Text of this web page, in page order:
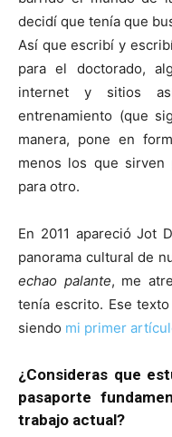
decidí que tenía que
Así que escribí y
para el doctorado,
internet y sitios
entrenamiento (que
manera, pone en
menos los que sirven
para otro.
En 2011 apareció Jot
panorama cultural de
echao palante, me
tenía escrito. Ese
siendo mi primer
¿Consideras que
pasaporte
trabajo actual?